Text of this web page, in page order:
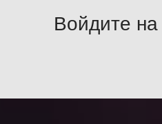
Войдите на